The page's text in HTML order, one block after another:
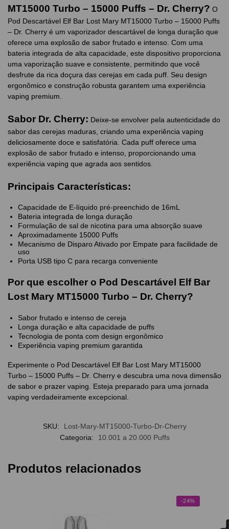
MT15000 Turbo – 15000 Puffs – Dr. Cherry? O
Pod Descartável Elf Bar Lost Mary MT15000 Turbo – 15000 Puffs
– Dr. Cherry é um vaporizador descartável de longa duração que
oferece uma explosão de sabor frutado e intenso. Com uma
bateria integrada de alta capacidade, este dispositivo proporciona
uma vaporização suave e consistente, permitindo que você
desfrute da rica doçura das cerejas em cada puff. Seu design
ergonômico e construção robusta garantem uma experiência
vaping premium.
Sabor Dr. Cherry: Deixe-se envolver pela autenticidade do
sabor das cerejas maduras, criando uma experiência vaping
deliciosamente doce e satisfatória. Cada puff oferece uma
explosão de sabor frutado e intenso, proporcionando uma
experiência vaping que agrada aos sentidos.
Principais Características:
Capacidade de E-líquido pré-preenchido de 16mL
Bateria integrada de longa duração
Formulação de sal de nicotina para uma absorção suave
Aproximadamente 15000 Puffs
Mecanismo de Disparo Ativado por Empate para facilidade de
uso
Porta USB tipo C para recarga conveniente
Por que escolher o Pod Descartável Elf Bar
Lost Mary MT15000 Turbo – Dr. Cherry?
Sabor frutado e intenso de cereja
Longa duração e alta capacidade de puffs
Tecnologia de ponta com design ergonômico
Experiência vaping premium garantida
Experimente o Pod Descartável Elf Bar Lost Mary MT15000
Turbo – 15000 Puffs – Dr. Cherry e descubra uma nova dimensão
de sabor e prazer vaping. Esteja preparado para uma jornada
vaping verdadeiramente excepcional.
SKU:
Lost-Mary-MT15000-Turbo-Dr-Cherry
Categoria:
10.001 a 20.000 Puffs
Produtos relacionados
-24%